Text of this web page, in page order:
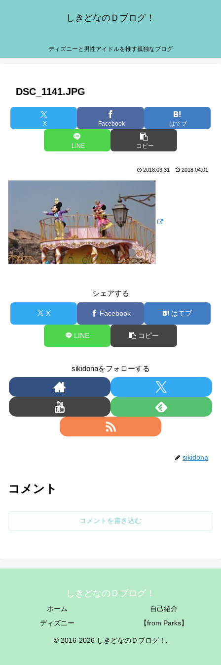
しきどなのＤブログ！
ディズニーと男性アイドルを推す孤独なブログ
DSC_1141.JPG
X Facebook はてブ
LINE コピー
2018.03.31 2018.04.01
シェアする
X Facebook はてブ
LINE コピー
sikidonaをフォローする
sikidona
コメント
コメントを書き込む
しきどなのＤブログ！
ホーム
自己紹介
ディズニー
【from Parks】
© 2016-2026 しきどなのＤブログ！.